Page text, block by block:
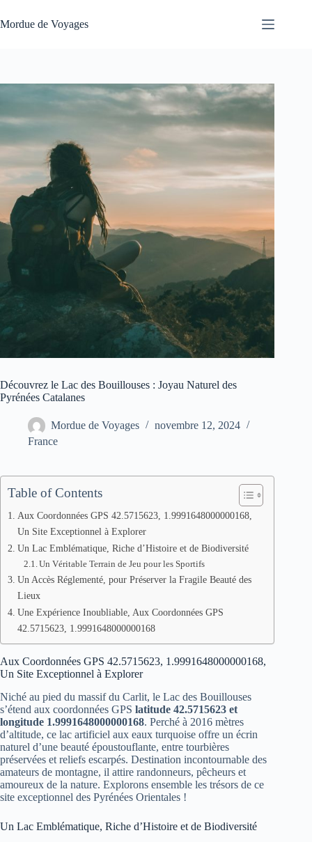
au
contenu
Mordue de Voyages
Découvrez le Lac des Bouillouses : Joyau Naturel des
Pyrénées Catalanes
Mordue de Voyages
novembre 12, 2024
France
Table of Contents
Aux Coordonnées GPS 42.5715623, 1.9991648000000168,
Un Site Exceptionnel à Explorer
Un Lac Emblématique, Riche d’Histoire et de Biodiversité
Un Véritable Terrain de Jeu pour les Sportifs
Un Accès Réglementé, pour Préserver la Fragile Beauté des
Lieux
Une Expérience Inoubliable, Aux Coordonnées GPS
42.5715623, 1.9991648000000168
Aux Coordonnées GPS 42.5715623, 1.9991648000000168,
Un Site Exceptionnel à Explorer
Niché au pied du massif du Carlit, le Lac des Bouillouses
s’étend aux coordonnées GPS latitude 42.5715623 et
longitude 1.9991648000000168. Perché à 2016 mètres
d’altitude, ce lac artificiel aux eaux turquoise offre un écrin
naturel d’une beauté époustouflante, entre tourbières
préservées et reliefs escarpés. Destination incontournable des
amateurs de montagne, il attire randonneurs, pêcheurs et
amoureux de la nature. Explorons ensemble les trésors de ce
site exceptionnel des Pyrénées Orientales !
Un Lac Emblématique, Riche d’Histoire et de Biodiversité